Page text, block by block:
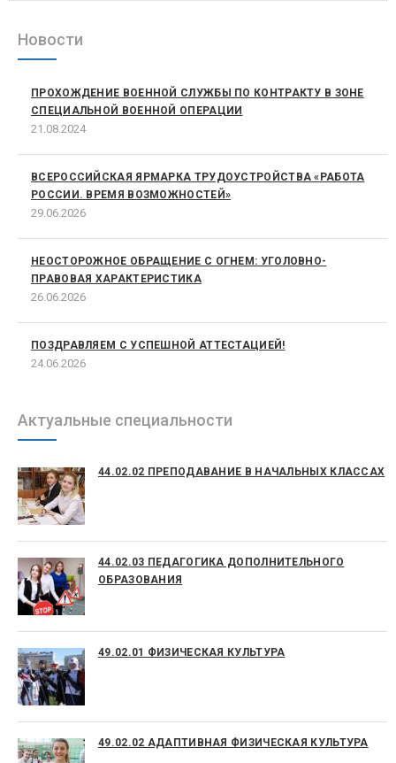
Новости
ПРОХОЖДЕНИЕ ВОЕННОЙ СЛУЖБЫ ПО КОНТРАКТУ В ЗОНЕ
СПЕЦИАЛЬНОЙ ВОЕННОЙ ОПЕРАЦИИ
21.08.2024
ВСЕРОССИЙСКАЯ ЯРМАРКА ТРУДОУСТРОЙСТВА «РАБОТА
РОССИИ. ВРЕМЯ ВОЗМОЖНОСТЕЙ»
29.06.2026
НЕОСТОРОЖНОЕ ОБРАЩЕНИЕ С ОГНЕМ: УГОЛОВНО-
ПРАВОВАЯ ХАРАКТЕРИСТИКА
26.06.2026
ПОЗДРАВЛЯЕМ С УСПЕШНОЙ АТТЕСТАЦИЕЙ!
24.06.2026
Актуальные специальности
44.02.02 ПРЕПОДАВАНИЕ В НАЧАЛЬНЫХ КЛАССАХ
44.02.03 ПЕДАГОГИКА ДОПОЛНИТЕЛЬНОГО
ОБРАЗОВАНИЯ
49.02.01 ФИЗИЧЕСКАЯ КУЛЬТУРА
49.02.02 АДАПТИВНАЯ ФИЗИЧЕСКАЯ КУЛЬТУРА